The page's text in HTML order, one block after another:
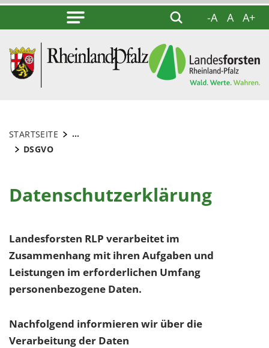
-A A A+
STARTSEITE
...
DSGVO
Datenschutzerklärung
Landesforsten RLP verarbeitet im
Zusammenhang mit ihren Aufgaben und
Leistungen im erforderlichen Umfang
personenbezogene Daten.
Nachfolgend informieren wir über die
Verarbeitung der Daten